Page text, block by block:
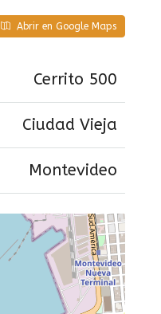
Abrir en Google Maps
Cerrito 500
Ciudad Vieja
Montevideo